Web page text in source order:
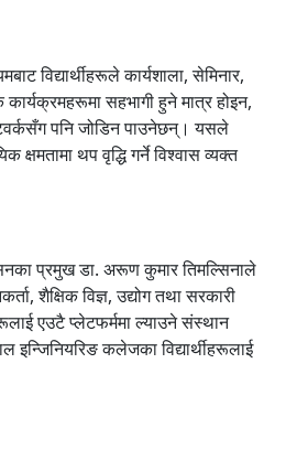
विद्यार्थीहरूले कार्यशाला, सेमिनार,
कार्यक्रमहरूमा सहभागी हुने मात्र होइन,
पनि जोडिन पाउनेछन्। यसले
क्षमतामा थप वृद्धि गर्ने विश्वास व्यक्त
प्रमुख डा. अरूण कुमार तिमल्सिनाले
शैक्षिक विज्ञ, उद्योग तथा सरकारी
एउटै प्लेटफर्ममा ल्याउने संस्थान
इन्जिनियरिङ कलेजका विद्यार्थीहरूलाई